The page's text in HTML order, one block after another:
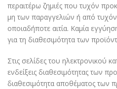
περαιτέρω ζημιές που τυχόν
μη των παραγγελιών ή από
οποιαδήποτε αιτία. Καμία
για τη διαθεσιμότητα των
Στις σελίδες του ηλεκτρονικού
ενδείξεις διαθεσιμότητας των
διαθεσιμότητα αποθέματος των